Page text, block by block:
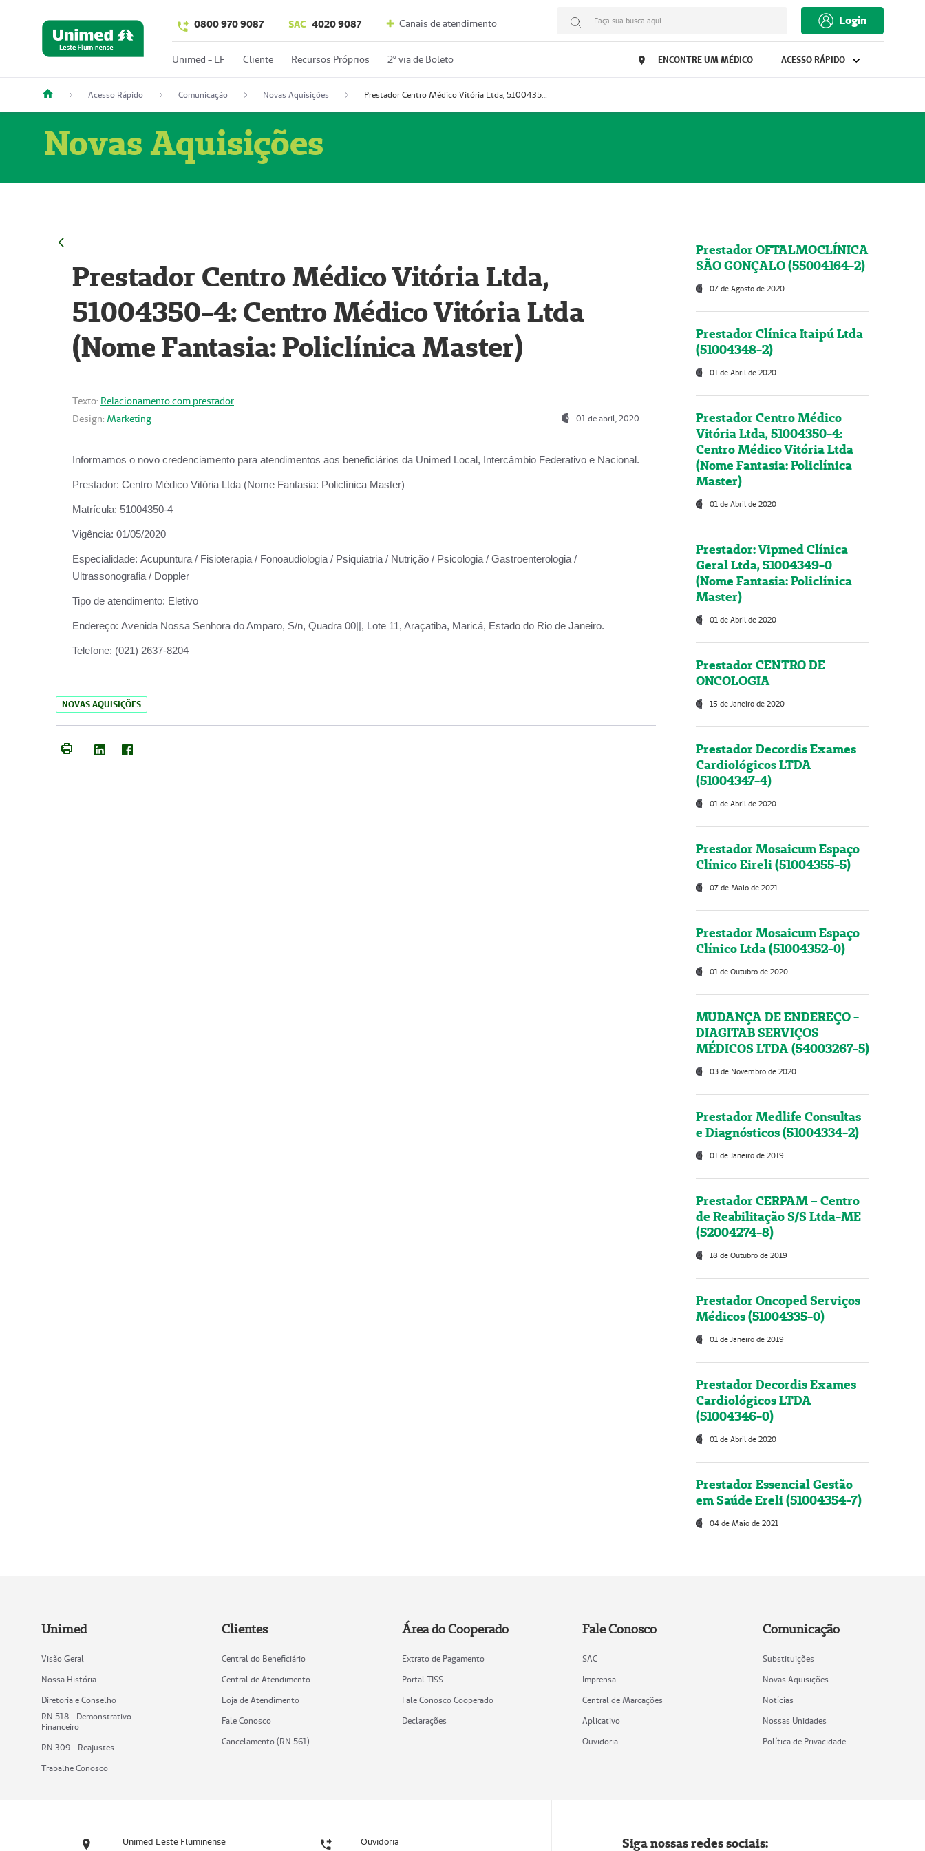
0800 970 9087 SAC 4020 9087 Canais de atendimento Faça sua busca aqui Login
Unimed - LF Cliente Recursos Próprios 2º via de Boleto ENCONTRE UM MÉDICO ACESSO RÁPIDO
Acesso Rápido Comunicação Novas Aquisições Prestador Centro Médico Vitória Ltda, 51004350-4: Centro Médico Vitória Ltda (Nome Fantasia: Policlínica Master)
Novas Aquisições
Prestador Centro Médico Vitória Ltda,
51004350-4: Centro Médico Vitória Ltda
(Nome Fantasia: Policlínica Master)
Texto: Relacionamento com prestador
Design: Marketing 01 de abril, 2020
Informamos o novo credenciamento para atendimentos aos beneficiários da Unimed Local, Intercâmbio Federativo e Nacional.
Prestador: Centro Médico Vitória Ltda (Nome Fantasia: Policlínica Master)
Matrícula: 51004350-4
Vigência: 01/05/2020
Especialidade: Acupuntura / Fisioterapia / Fonoaudiologia / Psiquiatria / Nutrição / Psicologia / Gastroenterologia /
Ultrassonografia / Doppler
Tipo de atendimento: Eletivo
Endereço: Avenida Nossa Senhora do Amparo, S/n, Quadra 00||, Lote 11, Araçatiba, Maricá, Estado do Rio de Janeiro.
Telefone: (021) 2637-8204
NOVAS AQUISIÇÕES
Prestador OFTALMOCLÍNICA
SÃO GONÇALO (55004164-2)
07 de Agosto de 2020
Prestador Clínica Itaipú Ltda
(51004348-2)
01 de Abril de 2020
Prestador Centro Médico
Vitória Ltda, 51004350-4:
Centro Médico Vitória Ltda
(Nome Fantasia: Policlínica
Master)
01 de Abril de 2020
Prestador: Vipmed Clínica
Geral Ltda, 51004349-0
(Nome Fantasia: Policlínica
Master)
01 de Abril de 2020
Prestador CENTRO DE
ONCOLOGIA
15 de Janeiro de 2020
Prestador Decordis Exames
Cardiológicos LTDA
(51004347-4)
01 de Abril de 2020
Prestador Mosaicum Espaço
Clínico Eireli (51004355-5)
07 de Maio de 2021
Prestador Mosaicum Espaço
Clínico Ltda (51004352-0)
01 de Outubro de 2020
MUDANÇA DE ENDEREÇO -
DIAGITAB SERVIÇOS
MÉDICOS LTDA (54003267-5)
03 de Novembro de 2020
Prestador Medlife Consultas
e Diagnósticos (51004334-2)
01 de Janeiro de 2019
Prestador CERPAM – Centro
de Reabilitação S/S Ltda-ME
(52004274-8)
18 de Outubro de 2019
Prestador Oncoped Serviços
Médicos (51004335-0)
01 de Janeiro de 2019
Prestador Decordis Exames
Cardiológicos LTDA
(51004346-0)
01 de Abril de 2020
Prestador Essencial Gestão
em Saúde Ereli (51004354-7)
04 de Maio de 2021
Unimed
Visão Geral
Nossa História
Diretoria e Conselho
RN 518 - Demonstrativo
Financeiro
RN 309 - Reajustes
Trabalhe Conosco
Clientes
Central do Beneficiário
Central de Atendimento
Loja de Atendimento
Fale Conosco
Cancelamento (RN 561)
Área do Cooperado
Extrato de Pagamento
Portal TISS
Fale Conosco Cooperado
Declarações
Fale Conosco
SAC
Imprensa
Central de Marcações
Aplicativo
Ouvidoria
Comunicação
Substituições
Novas Aquisições
Notícias
Nossas Unidades
Política de Privacidade
Unimed Leste Fluminense Ouvidoria Siga nossas redes sociais: